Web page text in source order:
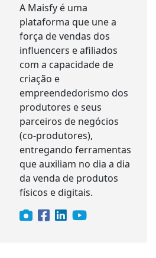
A Maisfy é uma
plataforma que une a
força de vendas dos
influencers e afiliados
com a capacidade de
criação e
empreendedorismo dos
produtores e seus
parceiros de negócios
(co-produtores),
entregando ferramentas
que auxiliam no dia a dia
da venda de produtos
físicos e digitais.